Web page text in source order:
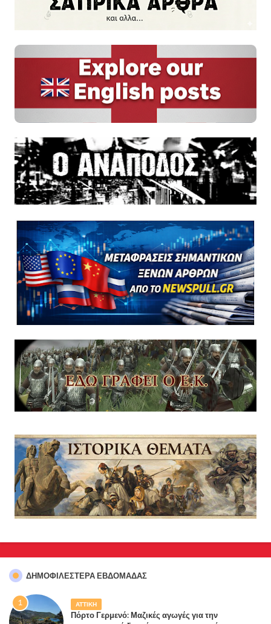
ΔΗΜΟΦΙΛΈΣΤΕΡΑ ΕΒΔΟΜΆΔΑΣ
ΑΤΤΙΚΗ
Πόρτο Γερμενό: Μαζικές αγωγές για την